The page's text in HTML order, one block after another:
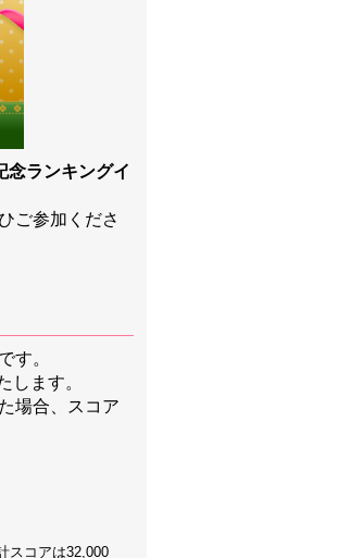
念ランキングイ
ご参加くださ
す。
します。
場合、スコア
スコアは32,000